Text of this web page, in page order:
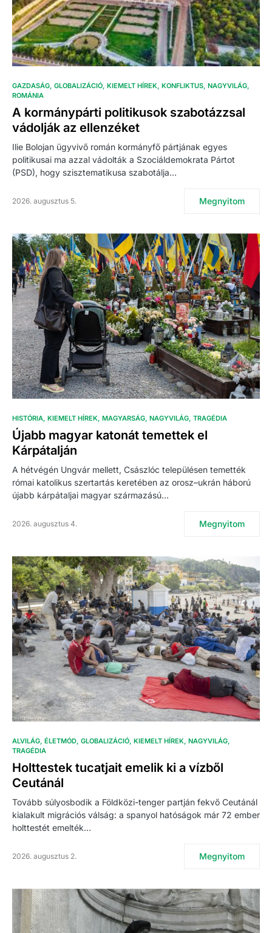
GAZDASÁG GLOBALIZÁCIÓ KIEMELT HÍREK KONFLIKTUS NAGYVILÁG
ROMÁNIA
A kormánypárti politikusok szabotázzsal
vádolják az ellenzéket
Ilie Bolojan ügyvivő román kormányfő pártjának egyes
politikusai ma azzal vádolták a Szociáldemokrata Pártot
(PSD), hogy szisztematikusa szabotálja…
2026. augusztus 5. Megnyitom
HISTÓRIA KIEMELT HÍREK MAGYARSÁG NAGYVILÁG TRAGÉDIA
Újabb magyar katonát temettek el
Kárpátalján
A hétvégén Ungvár mellett, Császlóc településen temették
római katolikus szertartás keretében az orosz–ukrán háború
újabb kárpátaljai magyar származású…
2026. augusztus 4. Megnyitom
ALVILÁG ÉLETMÓD GLOBALIZÁCIÓ KIEMELT HÍREK NAGYVILÁG
TRAGÉDIA
Holttestek tucatjait emelik ki a vízből
Ceutánál
Tovább súlyosbodik a Földközi-tenger partján fekvő Ceutánál
kialakult migrációs válság: a spanyol hatóságok már 72 ember
holttestét emelték…
2026. augusztus 2. Megnyitom